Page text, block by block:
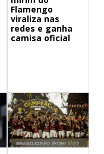
Flamengo
viraliza nas
redes e ganha
camisa oficial